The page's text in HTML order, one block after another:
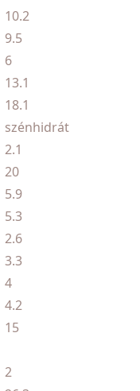
10.2
9.5
6
13.1
18.1
szénhidrát
2.1
20
5.9
5.3
2.6
3.3
4
4.2
15
2